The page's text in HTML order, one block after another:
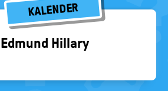
KALENDER
Ed­mund Hil­la­ry